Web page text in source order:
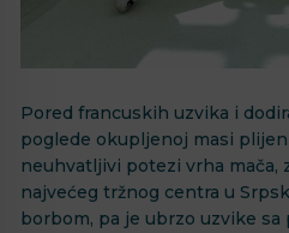
Pored francuskih uzvika i
poglede okupljenoj masi
neuhvatljivi potezi vrha
najvećeg tržnog centra u
borbom, pa je ubrzo uzvike